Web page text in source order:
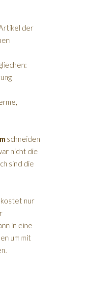
der
schneiden
nicht die
sind die
kostet nur
in eine
um mit